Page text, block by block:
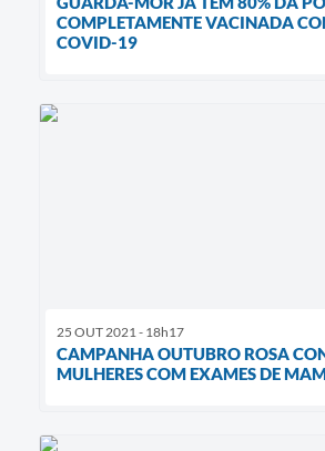
COMPLETAMENTE VACINADA
COVID-19
25 OUT 2021 - 18h17
CAMPANHA OUTUBRO ROSA
MULHERES COM EXAMES DE